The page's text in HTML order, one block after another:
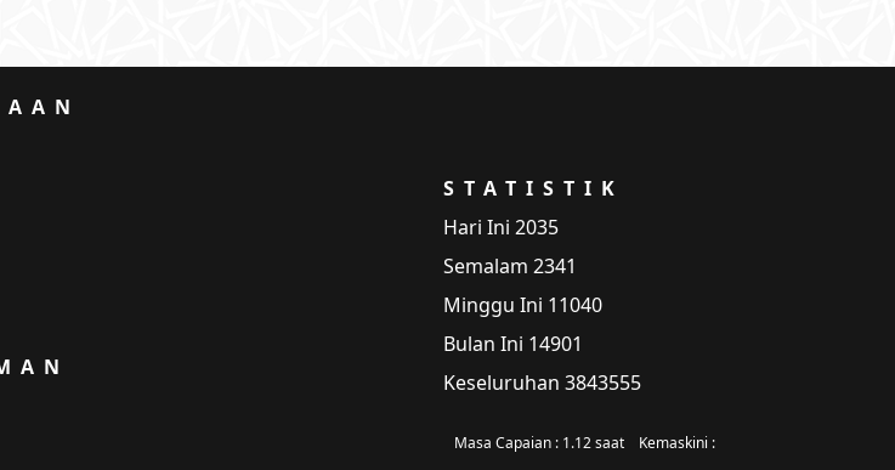
STATISTIK
Hari Ini 2035
Semalam 2341
Minggu Ini 11040
Bulan Ini 14901
Keseluruhan 3843555
Masa Capaian : 1.12 saat Kemaskini :